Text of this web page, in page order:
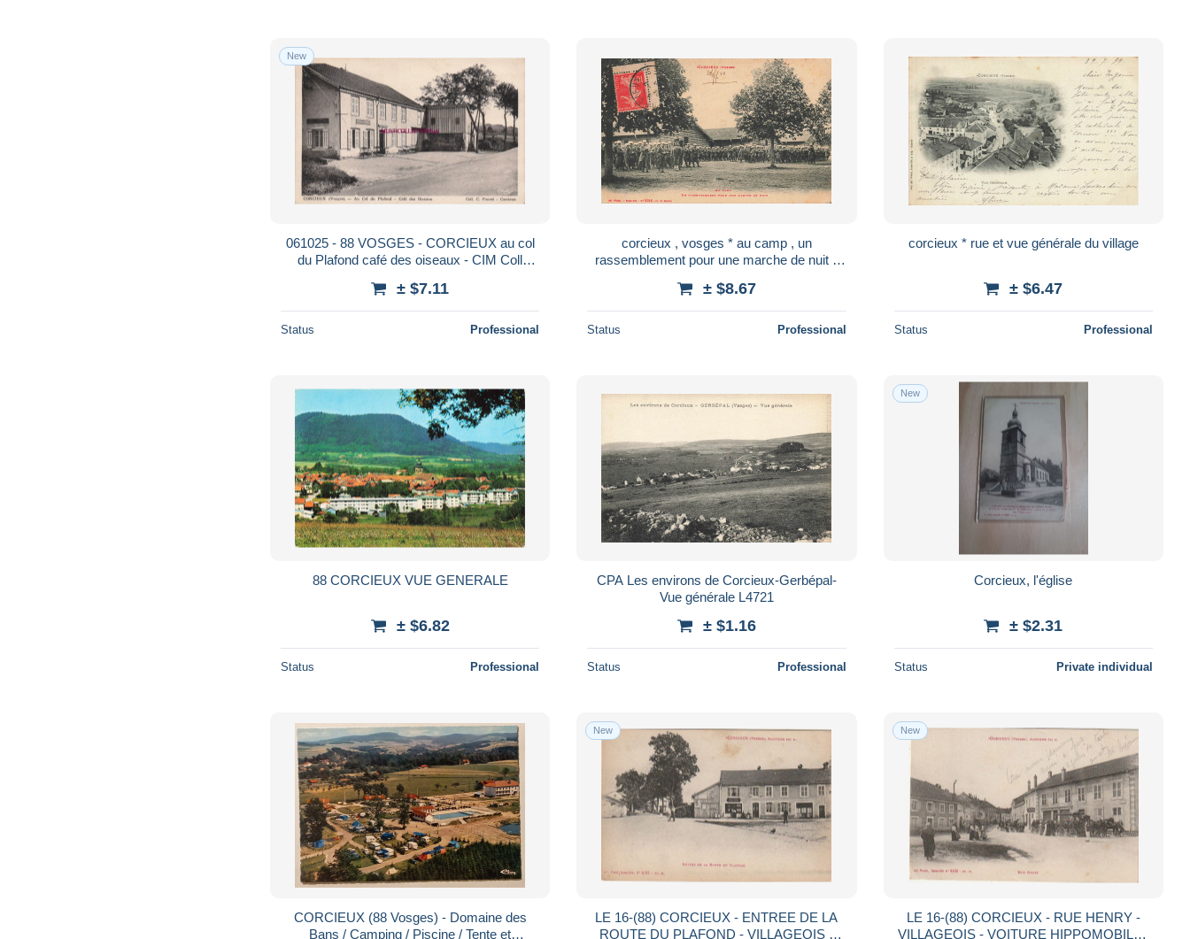
New
061025 - 88 VOSGES - CORCIEUX au col
du Plafond café des oiseaux - CIM Coll
± $7.11
Status Professional
corcieux , vosges * au camp , un
rassemblement pour une marche de nuit *
± $8.67
Status Professional
corcieux * rue et vue générale du village
± $6.47
Status Professional
88 CORCIEUX VUE GENERALE
± $6.82
Status Professional
CPA Les environs de Corcieux-Gerbépal-
Vue générale L4721
± $1.16
Status Professional
New
Corcieux, l'église
± $2.31
Status Private individual
CORCIEUX (88 Vosges) - Domaine des
Bans / Camping / Piscine / Tente et
New
LE 16-(88) CORCIEUX - ENTREE DE LA
ROUTE DU PLAFOND - VILLAGEOIS -
New
LE 16-(88) CORCIEUX - RUE HENRY -
VILLAGEOIS - VOITURE HIPPOMOBILE ,